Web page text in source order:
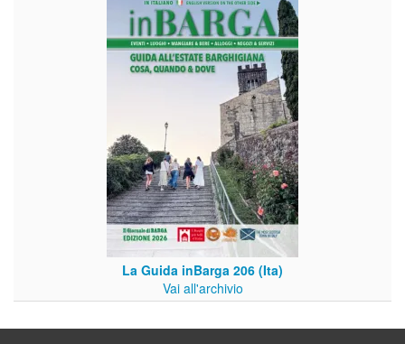
La Guida inBarga 206 (Ita)
Vai all'archivio